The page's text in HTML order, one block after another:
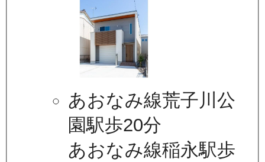
あおなみ線荒子川公
園駅歩20分
あおなみ線稲永駅歩